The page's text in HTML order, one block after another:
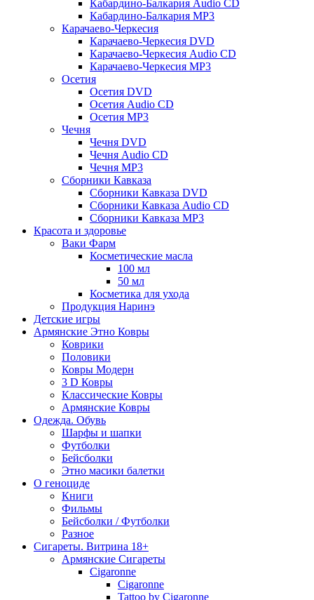
Кабардино-Балкария Audio CD
Кабардино-Балкария MP3
Карачаево-Черкесия
Карачаево-Черкесия DVD
Карачаево-Черкесия Audio CD
Карачаево-Черкесия MP3
Осетия
Осетия DVD
Осетия Audio CD
Осетия MP3
Чечня
Чечня DVD
Чечня Audio CD
Чечня MP3
Сборники Кавказа
Сборники Кавказа DVD
Сборники Кавказа Audio CD
Сборники Кавказа MP3
Красота и здоровье
Ваки Фарм
Косметические масла
100 мл
50 мл
Косметика для ухода
Продукция Наринэ
Детские игры
Армянские Этно Ковры
Коврики
Половики
Ковры Модерн
3 D Ковры
Классические Ковры
Армянские Ковры
Одежда. Обувь
Шарфы и шапки
Футболки
Бейсболки
Этно масики балетки
О геноциде
Книги
Фильмы
Бейсболки / Футболки
Разное
Сигареты. Витрина 18+
Армянские Сигареты
Cigaronne
Cigaronne
Tattoo by Cigaronne